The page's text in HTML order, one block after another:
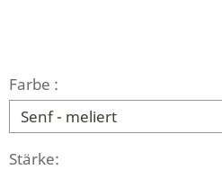
Farbe :
Stärke: